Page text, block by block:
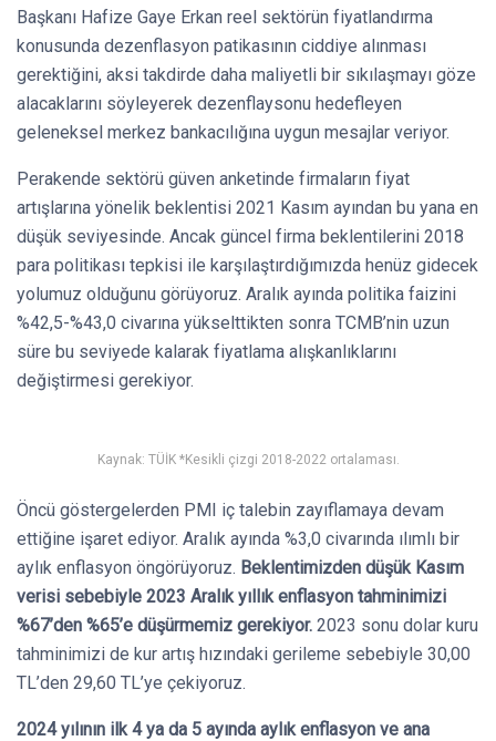
Başkanı Hafize Gaye Erkan reel sektörün fiyatlandırma
konusunda dezenflasyon patikasının ciddiye alınması
gerektiğini, aksi takdirde daha maliyetli bir sıkılaşmayı göze
alacaklarını söyleyerek dezenflaysonu hedefleyen
geleneksel merkez bankacılığına uygun mesajlar veriyor.
Perakende sektörü güven anketinde firmaların fiyat
artışlarına yönelik beklentisi 2021 Kasım ayından bu yana en
düşük seviyesinde. Ancak güncel firma beklentilerini 2018
para politikası tepkisi ile karşılaştırdığımızda henüz gidecek
yolumuz olduğunu görüyoruz. Aralık ayında politika faizini
%42,5-%43,0 civarına yükselttikten sonra TCMB’nin uzun
süre bu seviyede kalarak fiyatlama alışkanlıklarını
değiştirmesi gerekiyor.
Kaynak: TÜİK *Kesikli çizgi 2018-2022 ortalaması.
Öncü göstergelerden PMI iç talebin zayıflamaya devam
ettiğine işaret ediyor. Aralık ayında %3,0 civarında ılımlı bir
aylık enflasyon öngörüyoruz. Beklentimizden düşük Kasım
verisi sebebiyle 2023 Aralık yıllık enflasyon tahminimizi
%67’den %65’e düşürmemiz gerekiyor. 2023 sonu dolar kuru
tahminimizi de kur artış hızındaki gerileme sebebiyle 30,00
TL’den 29,60 TL’ye çekiyoruz.
2024 yılının ilk 4 ya da 5 ayında aylık enflasyon ve ana